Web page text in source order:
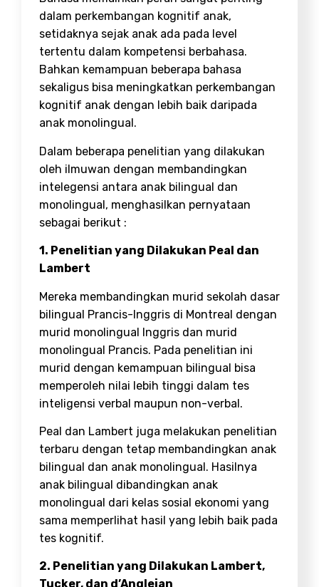
dalam perkembangan kognitif anak,
setidaknya sejak anak ada pada level
tertentu dalam kompetensi berbahasa.
Bahkan kemampuan beberapa bahasa
sekaligus bisa meningkatkan perkembangan
kognitif anak dengan lebih baik daripada
anak monolingual.
Dalam beberapa penelitian yang dilakukan
oleh ilmuwan dengan membandingkan
intelegensi antara anak bilingual dan
monolingual, menghasilkan pernyataan
sebagai berikut :
1. Penelitian yang Dilakukan Peal dan
Lambert
Mereka membandingkan murid sekolah dasar
bilingual Prancis-Inggris di Montreal dengan
murid monolingual Inggris dan murid
monolingual Prancis. Pada penelitian ini
murid dengan kemampuan bilingual bisa
memperoleh nilai lebih tinggi dalam tes
inteligensi verbal maupun non-verbal.
Peal dan Lambert juga melakukan penelitian
terbaru dengan tetap membandingkan anak
bilingual dan anak monolingual. Hasilnya
anak bilingual dibandingkan anak
monolingual dari kelas sosial ekonomi yang
sama memperlihat hasil yang lebih baik pada
tes kognitif.
2. Penelitian yang Dilakukan Lambert,
Tucker, dan d’Anglejan